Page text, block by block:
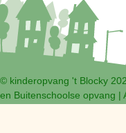
© kinderopvang 't Blocky
en Buitenschoolse opvang |